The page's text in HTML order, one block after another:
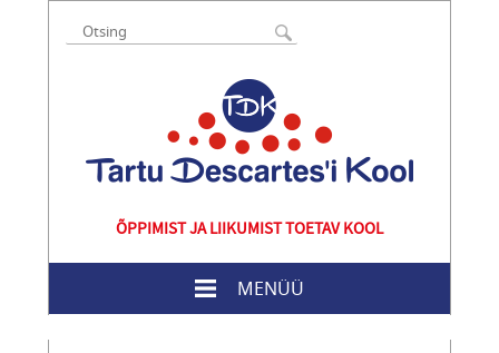
ÕPPIMIST JA LIIKUMIST TOETAV KOOL
MENÜÜ